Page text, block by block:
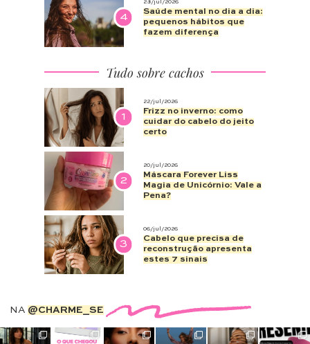
4
28/jul/2026
Saúde mental no dia a dia:
pequenos hábitos que
fazem diferença
Tudo sobre cachos
1
22/jul/2026
Frizz no inverno: como
cuidar do cabelo do jeito
certo
2
20/jul/2026
Máscara Forever Liss
Magia de Unicórnio: Vale a
Pena?
3
06/jul/2026
Cabelo que precisa de
reconstrução apresenta
estes 7 sinais
NA @CHARME_SE